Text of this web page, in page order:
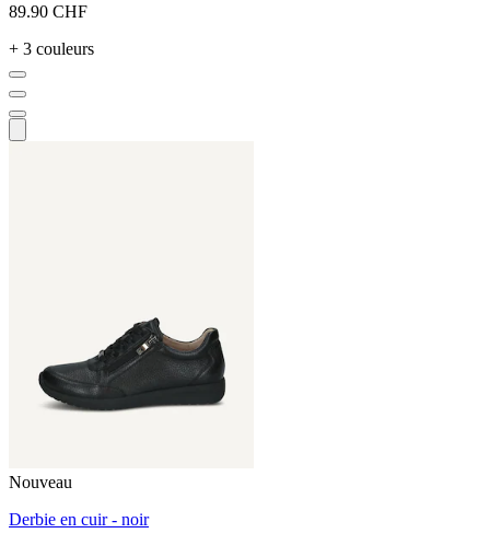
89.90 CHF
+ 3 couleurs
Nouveau
Derbie en cuir - noir